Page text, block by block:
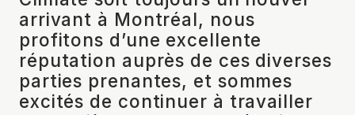
arrivant à Montréal, nous
profitons d’une excellente
réputation auprès de ces diverses
parties prenantes, et sommes
excités de continuer à travailler